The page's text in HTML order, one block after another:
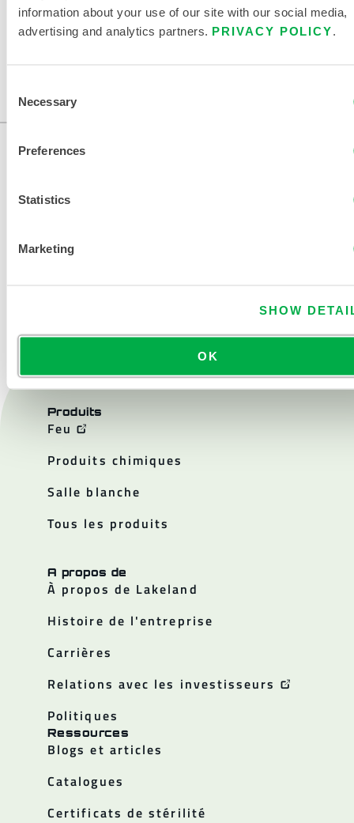
information about your use of our site with our social media,
advertising and analytics partners. PRIVACY POLICY
Selection
Necessary
Preferences
Statistics
Marketing
SHOW
OK
Disponible dans les régions de vente suivantes : US,
CANADA, MEXIQUE, AMÉRIQUE DU SUD, EUROPE, INDE,
Produits
Feu
Produits chimiques
Salle blanche
Tous les produits
A propos de
À propos de Lakeland
Histoire de l'entreprise
Carrières
Relations avec les investisseurs
Politiques
Ressources
Blogs et articles
Catalogues
Certificats de stérilité